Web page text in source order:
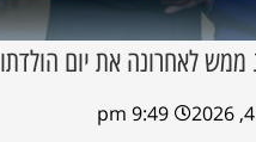
לאחרונה את יום הולדתו
9:49 pm